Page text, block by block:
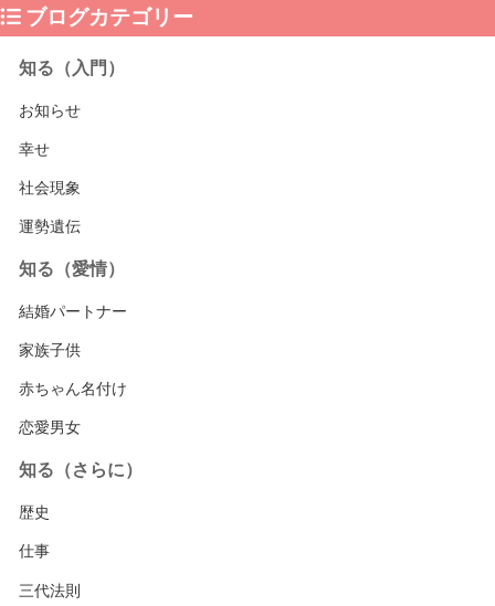
ブログカテゴリー
知る（入門）
お知らせ
幸せ
社会現象
運勢遺伝
知る（愛情）
結婚パートナー
家族子供
赤ちゃん名付け
恋愛男女
知る（さらに）
歴史
仕事
三代法則